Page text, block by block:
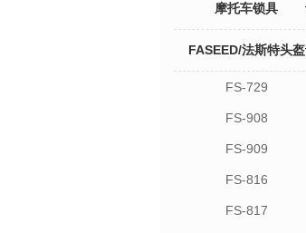
摩托车锁具
FASEED/法斯特头盔
FS-729
FS-908
FS-909
FS-816
FS-817